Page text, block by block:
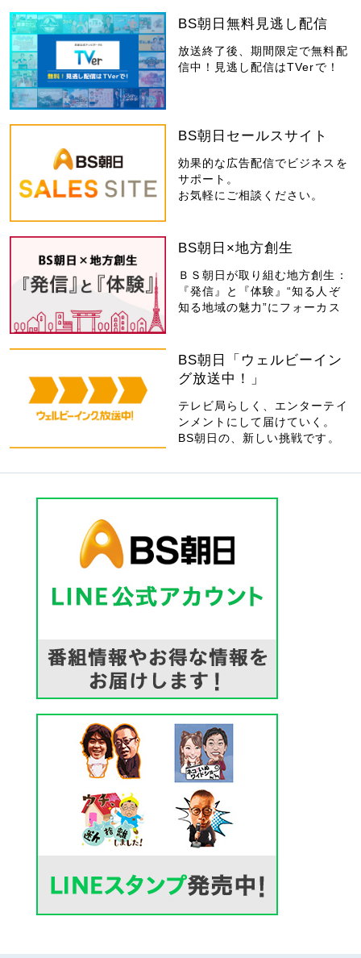
BS朝日無料見逃し配信
放送終了後、期間限定で無料配
信中！見逃し配信はTVerで！
BS朝日セールスサイト
効果的な広告配信でビジネスを
サポート。
お気軽にご相談ください。
BS朝日×地方創生
ＢＳ朝日が取り組む地方創生：
『発信』と『体験』“知る人ぞ
知る地域の魅力”にフォーカス
BS朝日「ウェルビーイン
グ放送中！」
テレビ局らしく、エンターテイ
ンメントにして届けていく。
BS朝日の、新しい挑戦です。